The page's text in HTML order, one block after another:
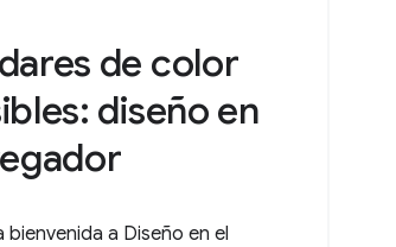
de color
diseño en
bienvenida a Diseño en el